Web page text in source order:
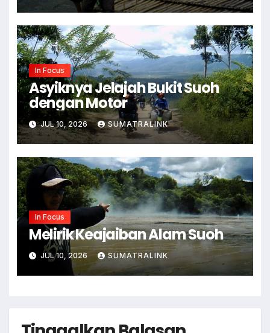
In Focus
Asyiknya Jelajah Bukit Suoh
dengan Motor
JUL 10, 2026 SUMATRALINK
In Focus
Melirik Keajaiban Alam Suoh
JUL 10, 2026 SUMATRALINK